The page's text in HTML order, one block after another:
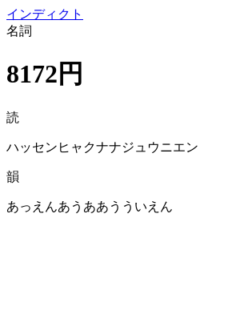
インディクト
名詞
8172円
読
ハッセンヒャクナナジュウニエン
韻
あっえんあうああうういえん